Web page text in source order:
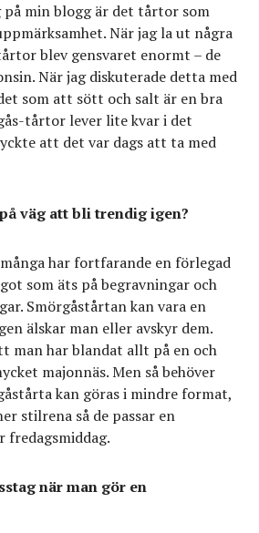
på min blogg är det tårtor som
När jag la ut några
blev gensvaret enormt – de
När jag diskuterade detta med
som att sött och salt är en bra
tårtor lever lite kvar i det
att det var dags att ta med
väg att bli trendig igen?
har fortfarande en förlegad
som äts på begravningar och
Smörgåstårtan kan vara en
älskar man eller avskyr dem.
man har blandat allt på en och
majonnäs. Men så behöver
kan göras i mindre format,
stilrena så de passar en
fredagsmiddag.
när man gör en